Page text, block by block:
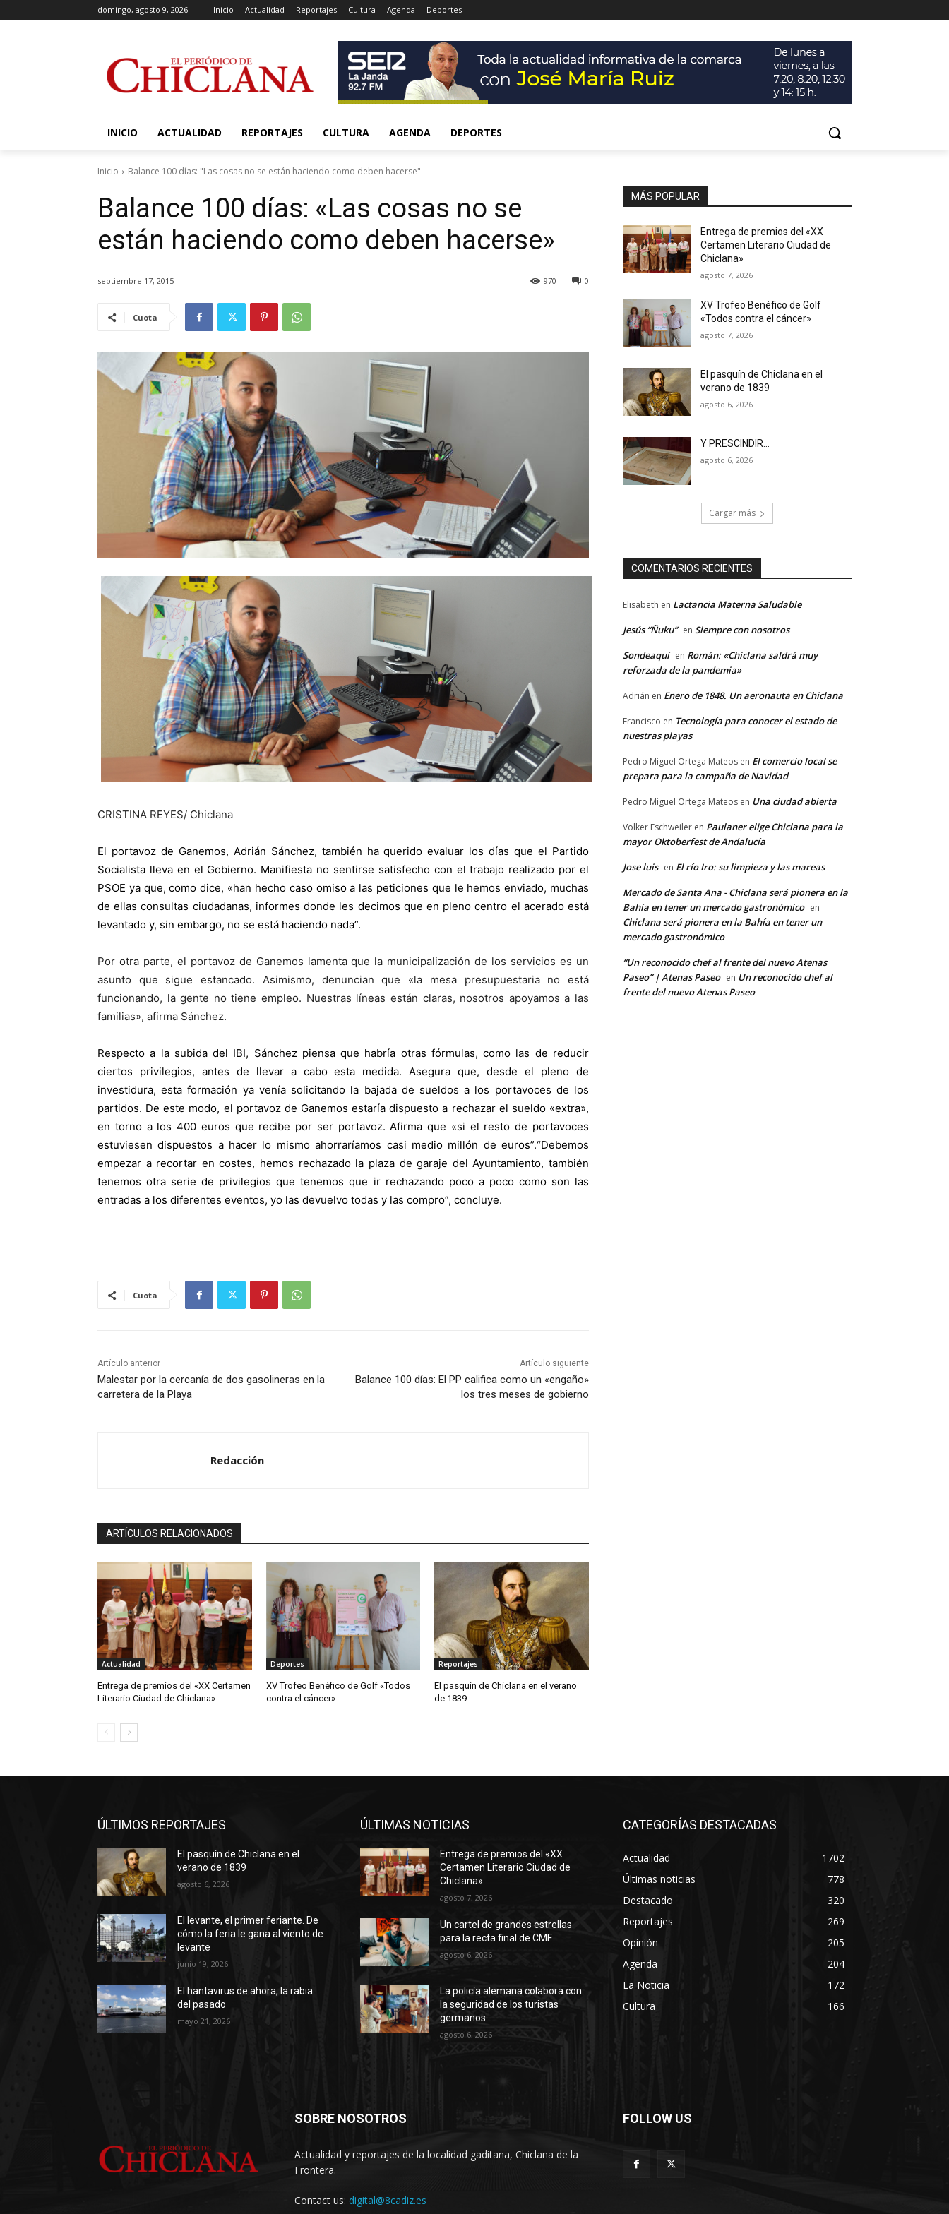
domingo, agosto 9, 2026 Inicio Actualidad Reportajes Cultura Agenda Deportes
INICIO ACTUALIDAD REPORTAJES CULTURA AGENDA DEPORTES
Inicio Balance 100 días: "Las cosas no se están haciendo como deben hacerse"
Balance 100 días: «Las cosas no se
están haciendo como deben hacerse»
septiembre 17, 2015 0
970
Cuota
CRISTINA REYES/ Chiclana
El portavoz de Ganemos, Adrián Sánchez, también ha querido evaluar los días que el Partido
Socialista lleva en el Gobierno. Manifiesta no sentirse satisfecho con el trabajo realizado por el
PSOE ya que, como dice, «han hecho caso omiso a las peticiones que le hemos enviado, muchas
de ellas consultas ciudadanas, informes donde les decimos que en pleno centro el acerado está
levantado y, sin embargo, no se está haciendo nada”.
Por otra parte, el portavoz de Ganemos lamenta que la municipalización de los servicios es un
asunto que sigue estancado. Asimismo, denuncian que «la mesa presupuestaria no está
funcionando, la gente no tiene empleo. Nuestras líneas están claras, nosotros apoyamos a las
familias», afirma Sánchez.
Respecto a la subida del IBI, Sánchez piensa que habría otras fórmulas, como las de reducir
ciertos privilegios, antes de llevar a cabo esta medida. Asegura que, desde el pleno de
investidura, esta formación ya venía solicitando la bajada de sueldos a los portavoces de los
partidos. De este modo, el portavoz de Ganemos estaría dispuesto a rechazar el sueldo «extra»,
en torno a los 400 euros que recibe por ser portavoz. Afirma que «si el resto de portavoces
estuviesen dispuestos a hacer lo mismo ahorraríamos casi medio millón de euros”.“Debemos
empezar a recortar en costes, hemos rechazado la plaza de garaje del Ayuntamiento, también
tenemos otra serie de privilegios que tenemos que ir rechazando poco a poco como son las
entradas a los diferentes eventos, yo las devuelvo todas y las compro”, concluye.
Cuota
Artículo anterior
Malestar por la cercanía de dos gasolineras en la
carretera de la Playa
Artículo siguiente
Balance 100 días: El PP califica como un «engaño»
los tres meses de gobierno
Redacción
ARTÍCULOS RELACIONADOS
Actualidad
Entrega de premios del «XX Certamen
Literario Ciudad de Chiclana»
Deportes
XV Trofeo Benéfico de Golf «Todos
contra el cáncer»
Reportajes
El pasquín de Chiclana en el verano
de 1839
MÁS POPULAR
Entrega de premios del «XX
Certamen Literario Ciudad de
Chiclana»
agosto 7, 2026
XV Trofeo Benéfico de Golf
«Todos contra el cáncer»
agosto 7, 2026
El pasquín de Chiclana en el
verano de 1839
agosto 6, 2026
Y PRESCINDIR…
agosto 6, 2026
Cargar más
COMENTARIOS RECIENTES
Elisabeth en Lactancia Materna Saludable
Jesús “Ñuku” en Siempre con nosotros
Sondeaquí en Román: «Chiclana saldrá muy
reforzada de la pandemia»
Adrián en Enero de 1848. Un aeronauta en Chiclana
Francisco en Tecnología para conocer el estado de
nuestras playas
Pedro Miguel Ortega Mateos en El comercio local se
prepara para la campaña de Navidad
Pedro Miguel Ortega Mateos en Una ciudad abierta
Volker Eschweiler en Paulaner elige Chiclana para la
mayor Oktoberfest de Andalucía
Jose luis en El río Iro: su limpieza y las mareas
Mercado de Santa Ana - Chiclana será pionera en la
Bahía en tener un mercado gastronómico en
Chiclana será pionera en la Bahía en tener un
mercado gastronómico
“Un reconocido chef al frente del nuevo Atenas
Paseo” | Atenas Paseo en Un reconocido chef al
frente del nuevo Atenas Paseo
ÚLTIMOS REPORTAJES
El pasquín de Chiclana en el
verano de 1839
agosto 6, 2026
El levante, el primer feriante. De
cómo la feria le gana al viento de
levante
junio 19, 2026
El hantavirus de ahora, la rabia
del pasado
mayo 21, 2026
ÚLTIMAS NOTICIAS
Entrega de premios del «XX
Certamen Literario Ciudad de
Chiclana»
agosto 7, 2026
Un cartel de grandes estrellas
para la recta final de CMF
agosto 6, 2026
La policía alemana colabora con
la seguridad de los turistas
germanos
agosto 6, 2026
CATEGORÍAS DESTACADAS
Actualidad
1702
Últimas noticias
778
Destacado
320
Reportajes
269
Opinión
205
Agenda
204
La Noticia
172
Cultura
166
SOBRE NOSOTROS
Actualidad y reportajes de la localidad gaditana, Chiclana de la
Frontera.
Contact us: digital@8cadiz.es
FOLLOW US